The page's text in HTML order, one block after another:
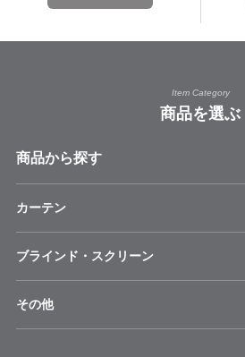
Item Category
商品を選ぶ
商品から探す
カーテン
ブラインド・スクリーン
その他